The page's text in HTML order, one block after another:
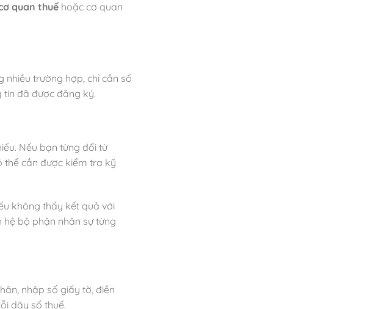
quan thuế hoặc cơ quan
nhiều trường hợp, chỉ cần số
tin đã được đăng ký.
Nếu bạn từng đổi từ
thể cần được kiểm tra kỹ
không thấy kết quả với
bộ phận nhân sự từng
nhập số giấy tờ, điền
dãy số thuế.